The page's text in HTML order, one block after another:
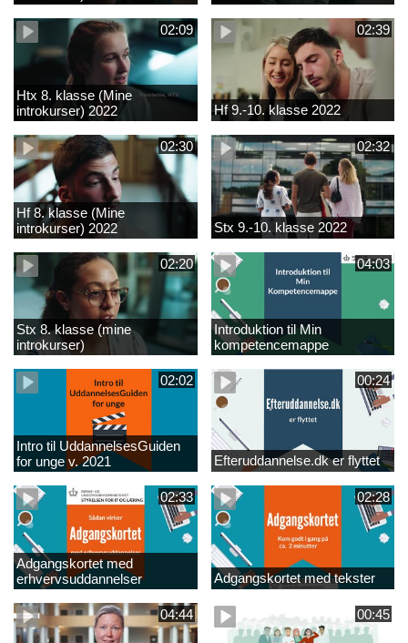
02:09
Htx 8. klasse (Mine
introkurser) 2022
02:39
Hf 9.-10. klasse 2022
02:30
Hf 8. klasse (Mine
introkurser) 2022
02:32
Stx 9.-10. klasse 2022
02:20
Stx 8. klasse (mine
introkurser)
04:03
Introduktion til Min
kompetencemappe
02:02
Intro til UddannelsesGuiden
for unge v. 2021
00:24
Efteruddannelse.dk er flyttet
02:33
Adgangskortet med
erhvervsuddannelser
02:28
Adgangskortet med tekster
04:44 00:45